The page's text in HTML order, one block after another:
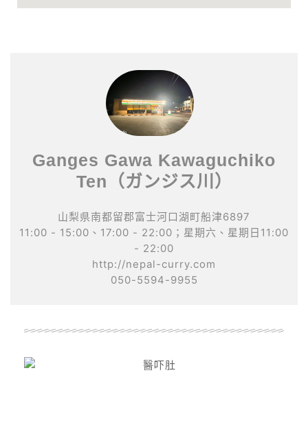
Ganges Gawa Kawaguchiko
Ten（ガンジス川）
山梨県南都留郡富士河口湖町船津6897
11:00 - 15:00、17:00 - 22:00；星期六、星期日11:00
- 22:00
http://nepal-curry.com
050-5594-9955